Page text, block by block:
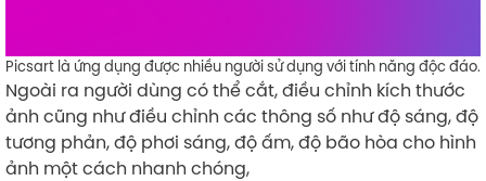
Picsart là ứng dụng được nhiều người sử dụng với tính năng độc đáo.
Ngoài ra người dùng có thể cắt, điều chỉnh kích thước
ảnh cũng như điều chỉnh các thông số như độ sáng, độ
tương phản, độ phơi sáng, độ ấm, độ bão hòa cho hình
ảnh một cách nhanh chóng,